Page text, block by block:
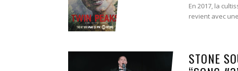
En 2017, la
revient avec
STONE